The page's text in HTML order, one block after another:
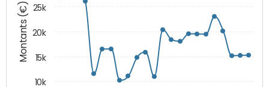
Montants (€)
10k
15k
20k
25k